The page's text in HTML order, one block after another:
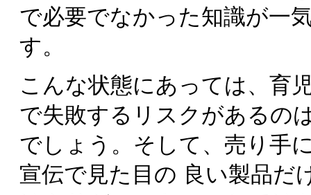
で必要でなかった知識が一
す。
こんな状態にあっては、育
で失敗するリスクがあるの
でしょう。そして、売り手
宣伝で見た目の 良い製品だ